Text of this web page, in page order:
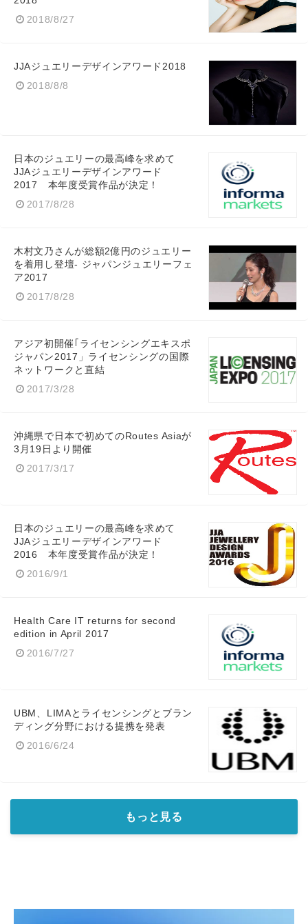
2018/8/27
JJAジュエリーデザインアワード2018
2018/8/8
日本のジュエリーの最高峰を求めて
JJAジュエリーデザインアワード
2017 本年度受賞作品が決定！
2017/8/28
木村文乃さんが総額2億円のジュエリー
を着用し登壇- ジャパンジュエリーフェ
ア2017
2017/8/28
アジア初開催｢ライセンシングエキスポ
ジャパン2017」ライセンシングの国際
ネットワークと直結
2017/3/28
沖縄県で日本で初めてのRoutes Asiaが
3月19日より開催
2017/3/17
日本のジュエリーの最高峰を求めて
JJAジュエリーデザインアワード
2016 本年度受賞作品が決定！
2016/9/1
Health Care IT returns for second
edition in April 2017
2016/7/27
UBM、LIMAとライセンシングとブラン
ディング分野における提携を発表
2016/6/24
もっと見る